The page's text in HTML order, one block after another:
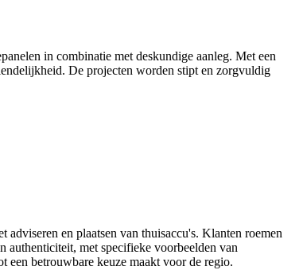
in combinatie met deskundige aanleg. Met een
De projecten worden stipt en zorgvuldig
en plaatsen van thuisaccu's. Klanten roemen
authenticiteit, met specifieke voorbeelden van
een betrouwbare keuze maakt voor de regio.